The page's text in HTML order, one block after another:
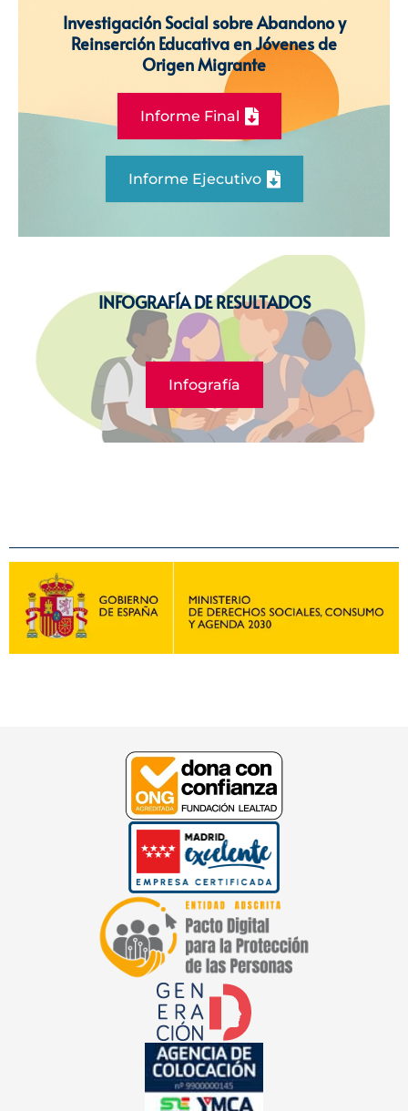
Investigación Social sobre Abandono y
Reinserción Educativa en Jóvenes de
Origen Migrante
Informe Final
Informe Ejecutivo
INFOGRAFÍA DE RESULTADOS
Infografía